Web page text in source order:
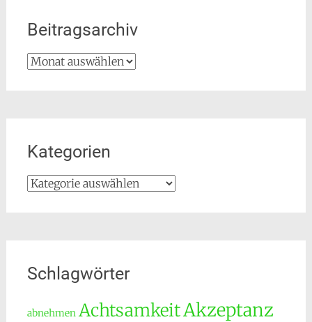
Beitragsarchiv
Beitragsarchiv
Kategorien
Kategorien
Schlagwörter
abnehmen AchtsamkeitAkzeptanz